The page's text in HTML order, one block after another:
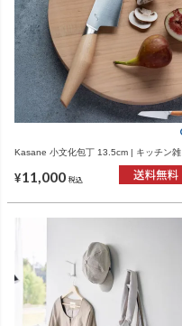
Kasane 小文化包丁 13.5cm | キッチン雑
¥11,000 税込